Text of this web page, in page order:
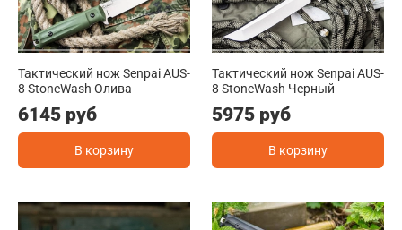
Тактический нож Senpai AUS-
8 StoneWash Олива
6145 руб
В корзину
Тактический нож Senpai AUS-
8 StoneWash Черный
5975 руб
В корзину